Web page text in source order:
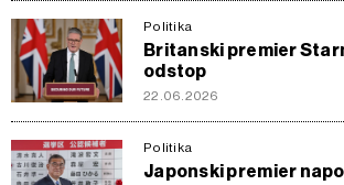
Politika
Britanski premier
odstop
22.06.2026
Politika
Japonski premier